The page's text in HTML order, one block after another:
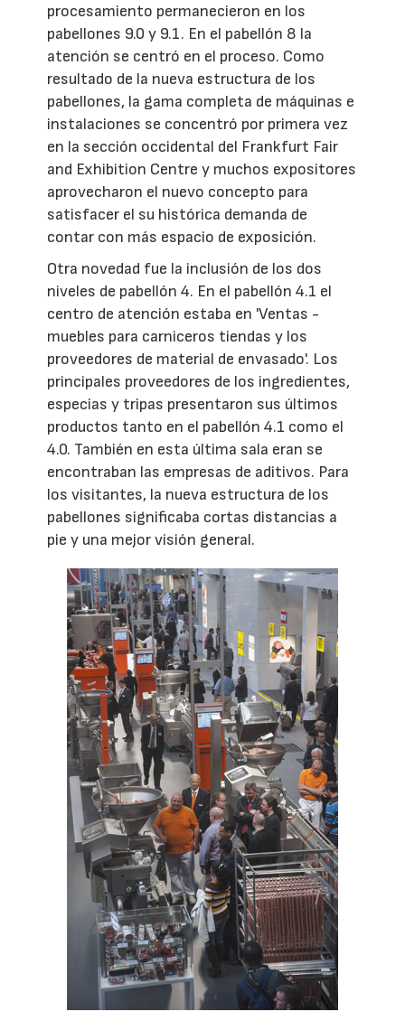
procesamiento permanecieron en los
pabellones 9.0 y 9.1. En el pabellón 8 la
atención se centró en el proceso. Como
resultado de la nueva estructura de los
pabellones, la gama completa de máquinas e
instalaciones se concentró por primera vez
en la sección occidental del Frankfurt Fair
and Exhibition Centre y muchos expositores
aprovecharon el nuevo concepto para
satisfacer el su histórica demanda de
contar con más espacio de exposición.
Otra novedad fue la inclusión de los dos
niveles de pabellón 4. En el pabellón 4.1 el
centro de atención estaba en 'Ventas -
muebles para carniceros tiendas y los
proveedores de material de envasado'. Los
principales proveedores de los ingredientes,
especias y tripas presentaron sus últimos
productos tanto en el pabellón 4.1 como el
4.0. También en esta última sala eran se
encontraban las empresas de aditivos. Para
los visitantes, la nueva estructura de los
pabellones significaba cortas distancias a
pie y una mejor visión general.